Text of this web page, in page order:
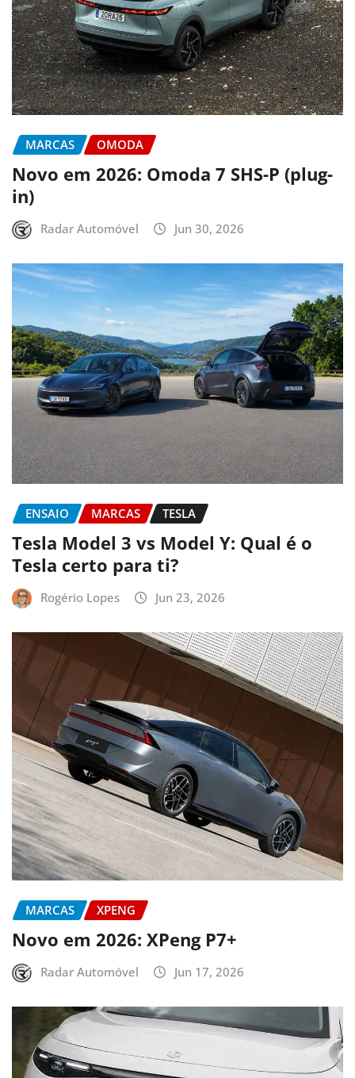
MARCAS OMODA
Novo em 2026: Omoda 7 SHS-P (plug-
in)
Radar Automóvel Jun 30, 2026
ENSAIO MARCAS TESLA
Tesla Model 3 vs Model Y: Qual é o
Tesla certo para ti?
Rogério Lopes Jun 23, 2026
MARCAS XPENG
Novo em 2026: XPeng P7+
Radar Automóvel Jun 17, 2026